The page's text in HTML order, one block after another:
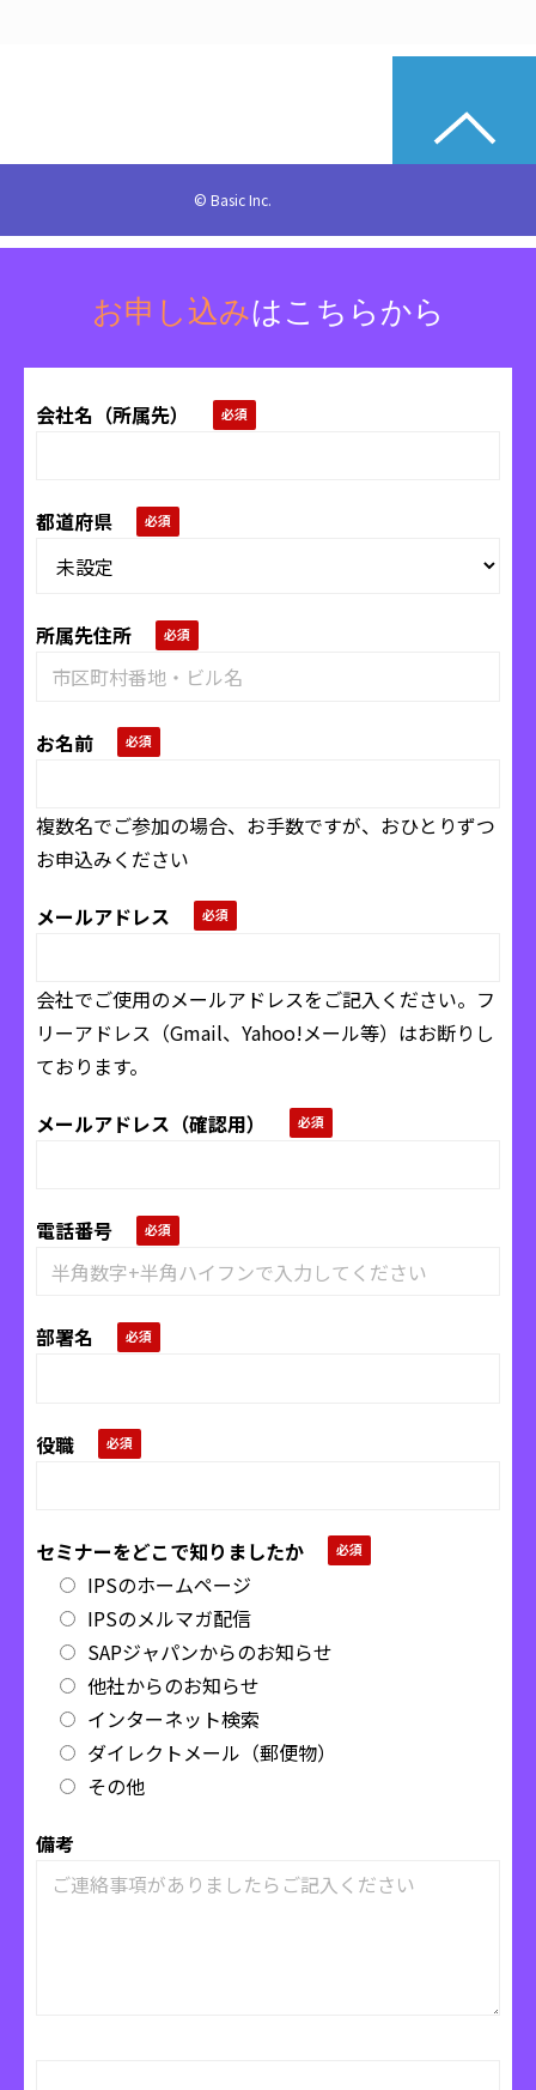
© Basic Inc.
お申し込みはこちらから
会社名（所属先）
都道府県
所属先住所
お名前
複数名でご参加の場合、お手数ですが、おひとりずつ
お申込みください
メールアドレス
会社でご使用のメールアドレスをご記入ください。フ
リーアドレス（Gmail、Yahoo!メール等）はお断りし
ております。
メールアドレス（確認用）
電話番号
部署名
役職
セミナーをどこで知りましたか
IPSのホームページ
IPSのメルマガ配信
SAPジャパンからのお知らせ
他社からのお知らせ
インターネット検索
ダイレクトメール（郵便物）
その他
備考